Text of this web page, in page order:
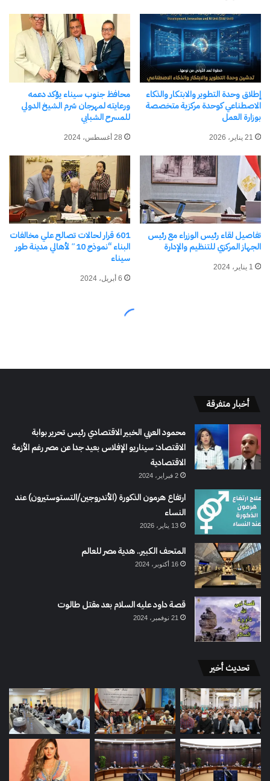
أخبار متفرقة
محمود العربي الخبير الاقتصادي رئيس تحرير بوابة
الاقتصاد: سيناريو الإفلاس بعيد جدا عن مصر رغم الأزمة
الاقتصادية
2 فبراير، 2024
ارتفاع هرمون الذكورة (الأندروجين/التستوستيرون) عند
النساء
13 يناير، 2026
المتحف الكبير.. هدية مصر للعالم
16 أكتوبر، 2024
قصة داود عليه السلام بعد مقتل طالوت
21 نوفمبر، 2024
تحديث أخير